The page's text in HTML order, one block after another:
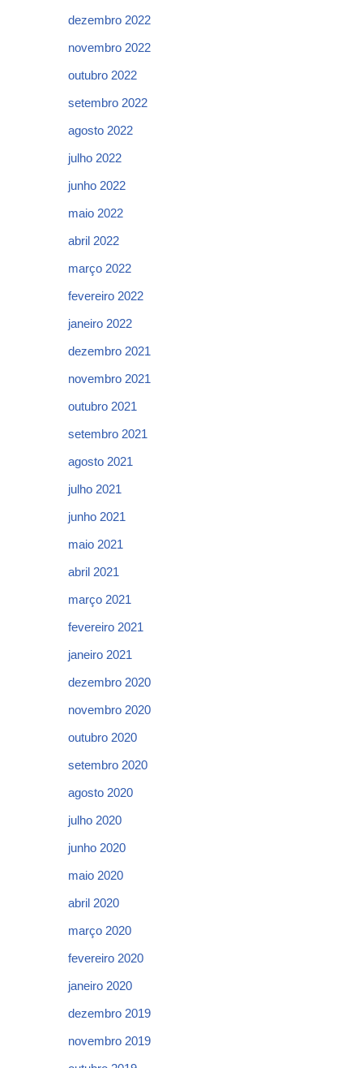
dezembro 2022
novembro 2022
outubro 2022
setembro 2022
agosto 2022
julho 2022
junho 2022
maio 2022
abril 2022
março 2022
fevereiro 2022
janeiro 2022
dezembro 2021
novembro 2021
outubro 2021
setembro 2021
agosto 2021
julho 2021
junho 2021
maio 2021
abril 2021
março 2021
fevereiro 2021
janeiro 2021
dezembro 2020
novembro 2020
outubro 2020
setembro 2020
agosto 2020
julho 2020
junho 2020
maio 2020
abril 2020
março 2020
fevereiro 2020
janeiro 2020
dezembro 2019
novembro 2019